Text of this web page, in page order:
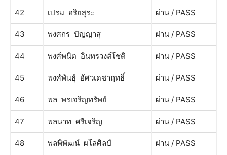
42 เปรม อริยสุระ ผ่าน / PASS
43 พงศกร ปัญญาสุ ผ่าน / PASS
44 พงศ์พนิต อินทรวงส์โชติ ผ่าน / PASS
45 พงศ์พันธุ์ อัศวเดชาฤทธิ์ ผ่าน / PASS
46 พล พรเจริญทรัพย์ ผ่าน / PASS
47 พลนาท ศรีเจริญ ผ่าน / PASS
48 พลพิพัฒน์ ผโลศิลป์ ผ่าน / PASS